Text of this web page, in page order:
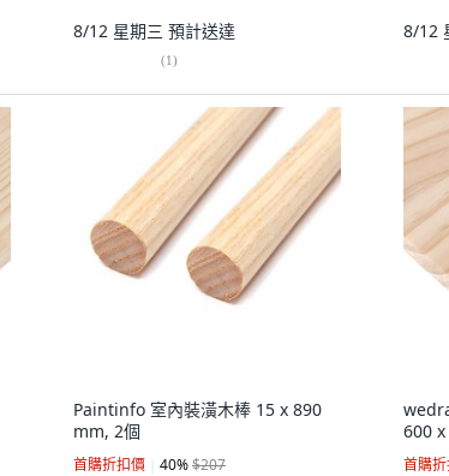
8/12 星期三 預計送達
(1)
8/12
Paintinfo 室內裝潢木棒 15 x 890
mm, 2個
首購折扣價 40%$207
600
首購